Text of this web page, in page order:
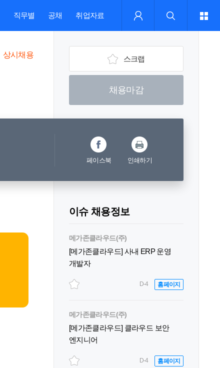
직무별 공채 취업자료
상시채용 스크랩
채용마감
페이스북 인쇄하기
이슈 채용정보
메가존클라우드(주)
[메가존클라우드] 사내 ERP 운영
개발자
D-4 홈페이지
메가존클라우드(주)
[메가존클라우드] 클라우드 보안
엔지니어
D-4 홈페이지